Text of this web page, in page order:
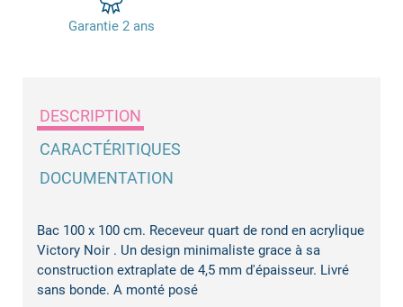
Garantie 2 ans
DESCRIPTION
CARACTÉRITIQUES
DOCUMENTATION
Bac 100 x 100 cm. Receveur quart de rond en acrylique
Victory Noir . Un design minimaliste grace à sa
construction extraplate de 4,5 mm d'épaisseur. Livré
sans bonde. A monté posé